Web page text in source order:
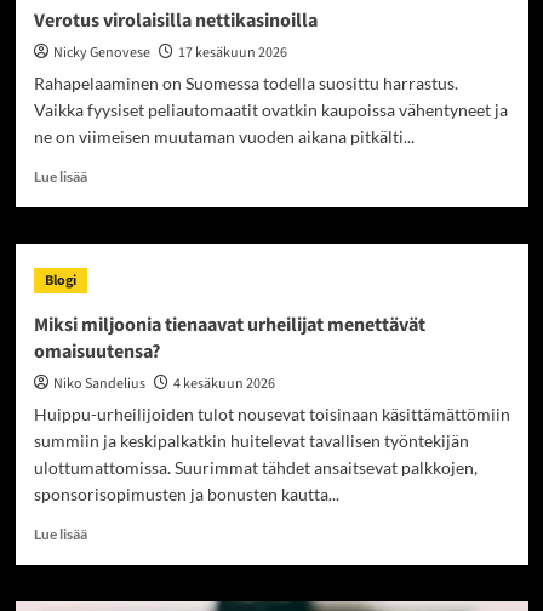
rinnalla
Verotus virolaisilla nettikasinoilla
Nicky Genovese
17 kesäkuun 2026
Rahapelaaminen on Suomessa todella suosittu harrastus.
Vaikka fyysiset peliautomaatit ovatkin kaupoissa vähentyneet ja
ne on viimeisen muutaman vuoden aikana pitkälti...
Lue lisääRead
Verotus
virolaisilla
Blogi
Miksi miljoonia tienaavat urheilijat menettävät
omaisuutensa?
Niko Sandelius
4 kesäkuun 2026
Huippu-urheilijoiden tulot nousevat toisinaan käsittämättömiin
summiin ja keskipalkatkin huitelevat tavallisen työntekijän
ulottumattomissa. Suurimmat tähdet ansaitsevat palkkojen,
sponsorisopimusten ja bonusten kautta...
Lue lisääRead
Miksi